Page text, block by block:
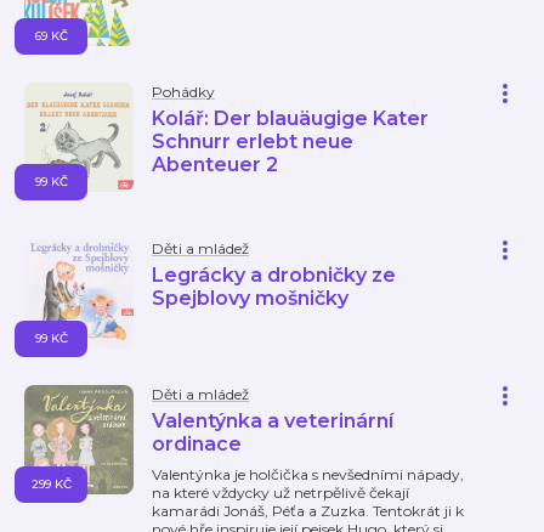
69 KČ
Pohádky
Kolář: Der blauäugige Kater
Schnurr erlebt neue
Abenteuer 2
99 KČ
Děti a mládež
Legrácky a drobničky ze
Spejblovy mošničky
99 KČ
Děti a mládež
Valentýnka a veterinární
ordinace
Valentýnka je holčička s nevšedními nápady,
na které vždycky už netrpělivě čekají
kamarádi Jonáš, Péťa a Zuzka. Tentokrát ji k
299 KČ